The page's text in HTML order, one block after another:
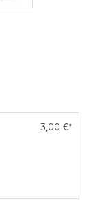
3,00 €*